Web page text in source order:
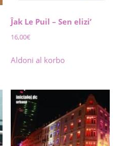
Ĵak Le Puil – Sen elizi’
16,00€
Aldoni al korbo